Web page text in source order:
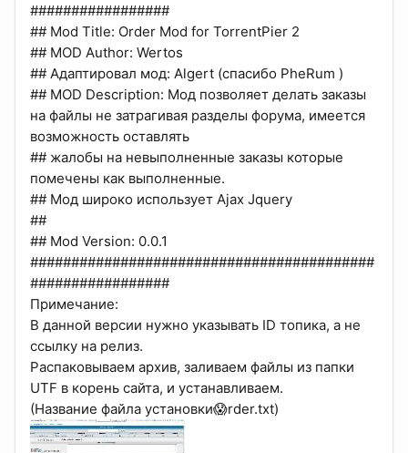
#################
## Mod Title: Order Mod for TorrentPier 2
## MOD Author: Wertos
## Адаптировал мод: Algert (спасибо PheRum )
## MOD Description: Мод позволяет делать заказы
на файлы не затрагивая разделы форума, имеется
возможность оставлять
## жалобы на невыполненные заказы которые
помечены как выполненные.
## Мод широко использует Ajax Jquery
##
## Mod Version: 0.0.1
##########################################
#################
Примечание:
В данной версии нужно указывать ID топика, а не
ссылку на релиз.
Распаковываем архив, заливаем файлы из папки
UTF в корень сайта, и устанавливаем.
(Название файла установки😱rder.txt)